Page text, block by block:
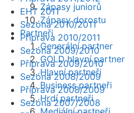
Zápasy juniorů
Zápasy dorostu
Partneři
Generální partner
GOLD hlavní partner
Hlavní partneři
Business partneři
Hrdí partneři
EHT 2011
Sezóna 2010/2011
Příprava 2010/2011
Sezóna 2009/2010
Příprava 2009/2010
Sezóna 2008/2009
Příprava 2008/2009
Sezóna 2007/2008